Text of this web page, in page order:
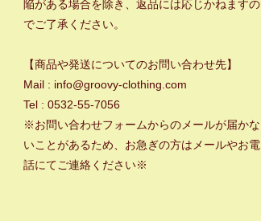
陥がある場合を除き、返品には応じかねますの
でご了承ください。
【商品や発送についてのお問い合わせ先】
Mail : info@groovy-clothing.com
Tel : 0532-55-7056
※お問い合わせフォームからのメールが届かな
いことがあるため、お急ぎの方はメールやお電
話にてご連絡ください※